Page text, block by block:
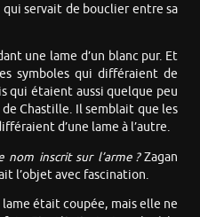
servait de bouclier entre sa
une lame d’un blanc pur. Et
symboles qui différaient de
qui étaient aussi quelque peu
Chastille. Il semblait que les
d’une lame à l’autre.
nom inscrit sur l’arme ?Zagan
l’objet avec fascination.
était coupée, mais elle ne